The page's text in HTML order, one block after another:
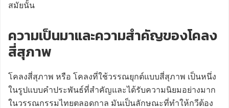
สมัยนั้น
ความเป็นมาและความสำคัญของโคลง
สี่สุภาพ
โคลงสี่สุภาพ หรือ โคลงที่ใช้วรรณยุกต์แบบสี่สุภาพ เป็นหนึ่ง
ในรูปแบบคำประพันธ์ที่สำคัญและได้รับความนิยมอย่างมาก
ในวรรณกรรมไทยตลอดกาล มันเป็นลักษณะที่ทำให้กวีต้อง